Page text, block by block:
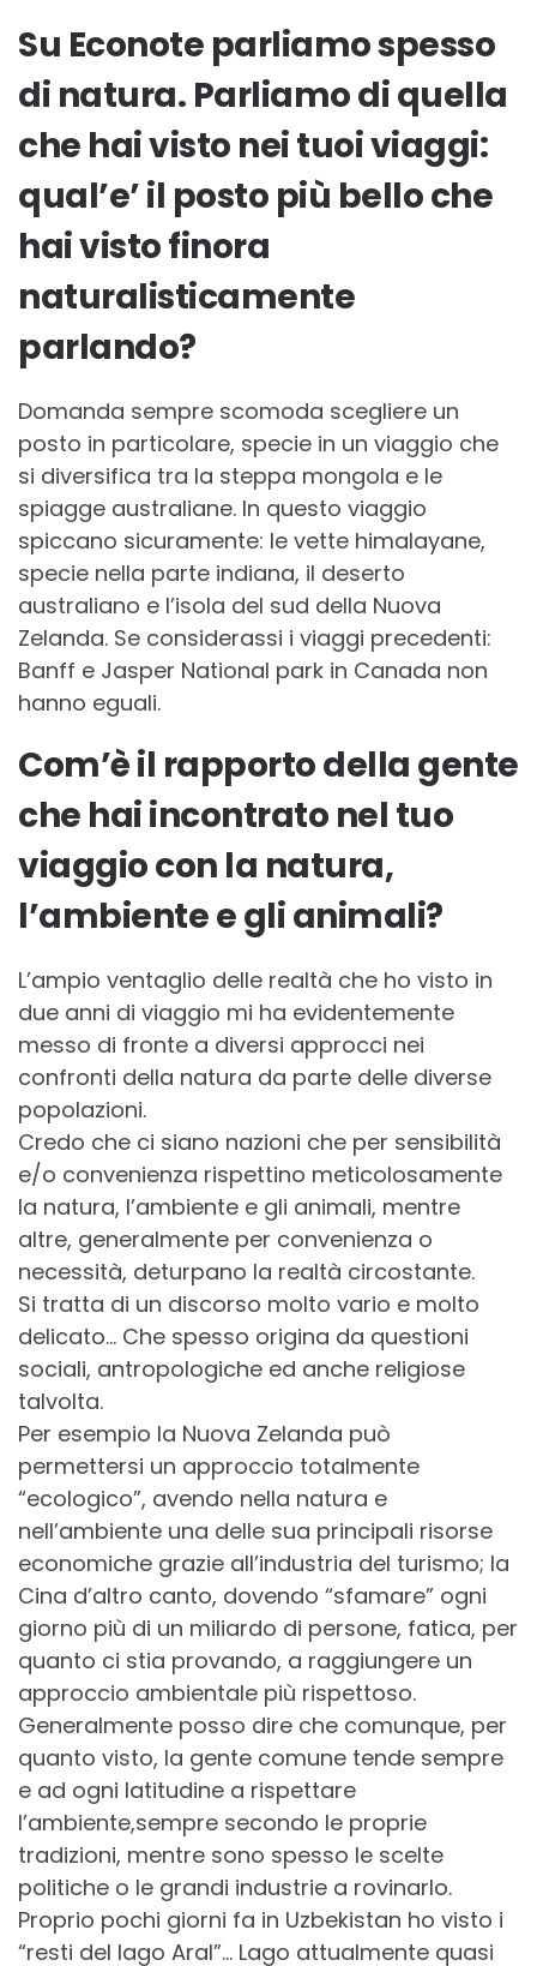
Su Econote parliamo spesso
di natura. Parliamo di quella
che hai visto nei tuoi viaggi:
qual’e’ il posto più bello che
hai visto finora
naturalisticamente
parlando?
Domanda sempre scomoda scegliere un
posto in particolare, specie in un viaggio che
si diversifica tra la steppa mongola e le
spiagge australiane. In questo viaggio
spiccano sicuramente: le vette himalayane,
specie nella parte indiana, il deserto
australiano e l’isola del sud della Nuova
Zelanda. Se considerassi i viaggi precedenti:
Banff e Jasper National park in Canada non
hanno eguali.
Com’è il rapporto della gente
che hai incontrato nel tuo
viaggio con la natura,
l’ambiente e gli animali?
L’ampio ventaglio delle realtà che ho visto in
due anni di viaggio mi ha evidentemente
messo di fronte a diversi approcci nei
confronti della natura da parte delle diverse
popolazioni.
Credo che ci siano nazioni che per sensibilità
e/o convenienza rispettino meticolosamente
la natura, l’ambiente e gli animali, mentre
altre, generalmente per convenienza o
necessità, deturpano la realtà circostante.
Si tratta di un discorso molto vario e molto
delicato… Che spesso origina da questioni
sociali, antropologiche ed anche religiose
talvolta.
Per esempio la Nuova Zelanda può
permettersi un approccio totalmente
“ecologico”, avendo nella natura e
nell’ambiente una delle sua principali risorse
economiche grazie all’industria del turismo; la
Cina d’altro canto, dovendo “sfamare” ogni
giorno più di un miliardo di persone, fatica, per
quanto ci stia provando, a raggiungere un
approccio ambientale più rispettoso.
Generalmente posso dire che comunque, per
quanto visto, la gente comune tende sempre
e ad ogni latitudine a rispettare
l’ambiente,sempre secondo le proprie
tradizioni, mentre sono spesso le scelte
politiche o le grandi industrie a rovinarlo.
Proprio pochi giorni fa in Uzbekistan ho visto i
“resti del lago Aral”… Lago attualmente quasi